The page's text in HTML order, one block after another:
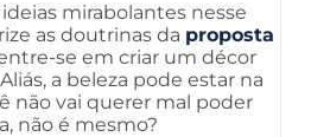
mirabolantes nesse
as doutrinas da proposta
se em criar um décor
a beleza pode estar na
não vai querer mal poder
não é mesmo?